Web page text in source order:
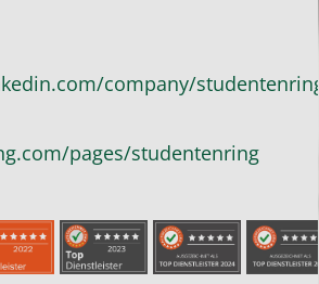
company/
pages/studentenring